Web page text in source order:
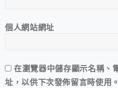
個人網站網址
在瀏覽器中儲存顯示名稱、
址，以供下次發佈留言時使用。